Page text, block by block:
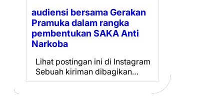
audiensi bersama Gerakan
Pramuka dalam rangka
pembentukan SAKA Anti
Narkoba
Lihat postingan ini di Instagram
Sebuah kiriman dibagikan…